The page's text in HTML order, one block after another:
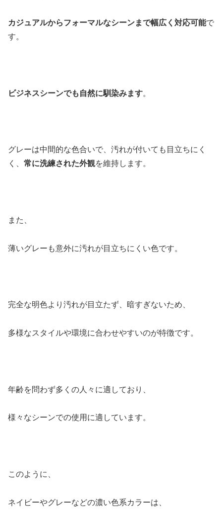
カジュアルからフォーマルなシーンまで幅広く対応可能で
す。
ビジネスシーンでも自然に馴染みます。
グレーは中間的な色合いで、汚れが付いても目立ちにく
く、 常に洗練された外観を維持します。
また、
薄いグレーも意外に汚れが目立ちにくい色です。
完全な明色より汚れが目立たず、暗すぎないため、
多様なスタイルや環境に合わせやすいのが特徴です。
年齢を問わず多くの人々に適しており、
様々なシーンでの使用に適しています。
このように、
ネイビーやグレーなどの濃い色系カラーは、